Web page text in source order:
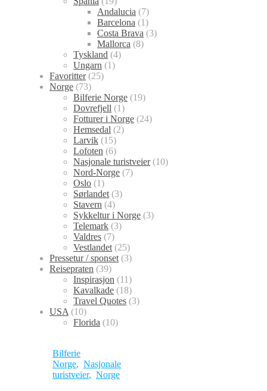
Andalucia (7)
Barcelona (1)
Costa Brava (3)
Mallorca (8)
Tyskland (4)
Ungarn (1)
Favoritter(25)
Norge (73)
Bilferie Norge (19)
Dovrefjell (1)
Fotturer i Norge (24)
Hemsedal (2)
Larvik (15)
Lofoten (6)
Nasjonale turistveier(10)
Nord-Norge (7)
Oslo (1)
Sørlandet (3)
Stavern (4)
Sykkeltur i Norge (3)
Telemark (3)
Valdres (7)
Vestlandet (25)
Pressetur / sponset (3)
Reisepraten (39)
Inspirasjon (11)
Kavalkade (18)
Travel Quotes (3)
USA (10)
Florida (10)
Bilferie
Norge, Nasjonale
turistveier, Norge